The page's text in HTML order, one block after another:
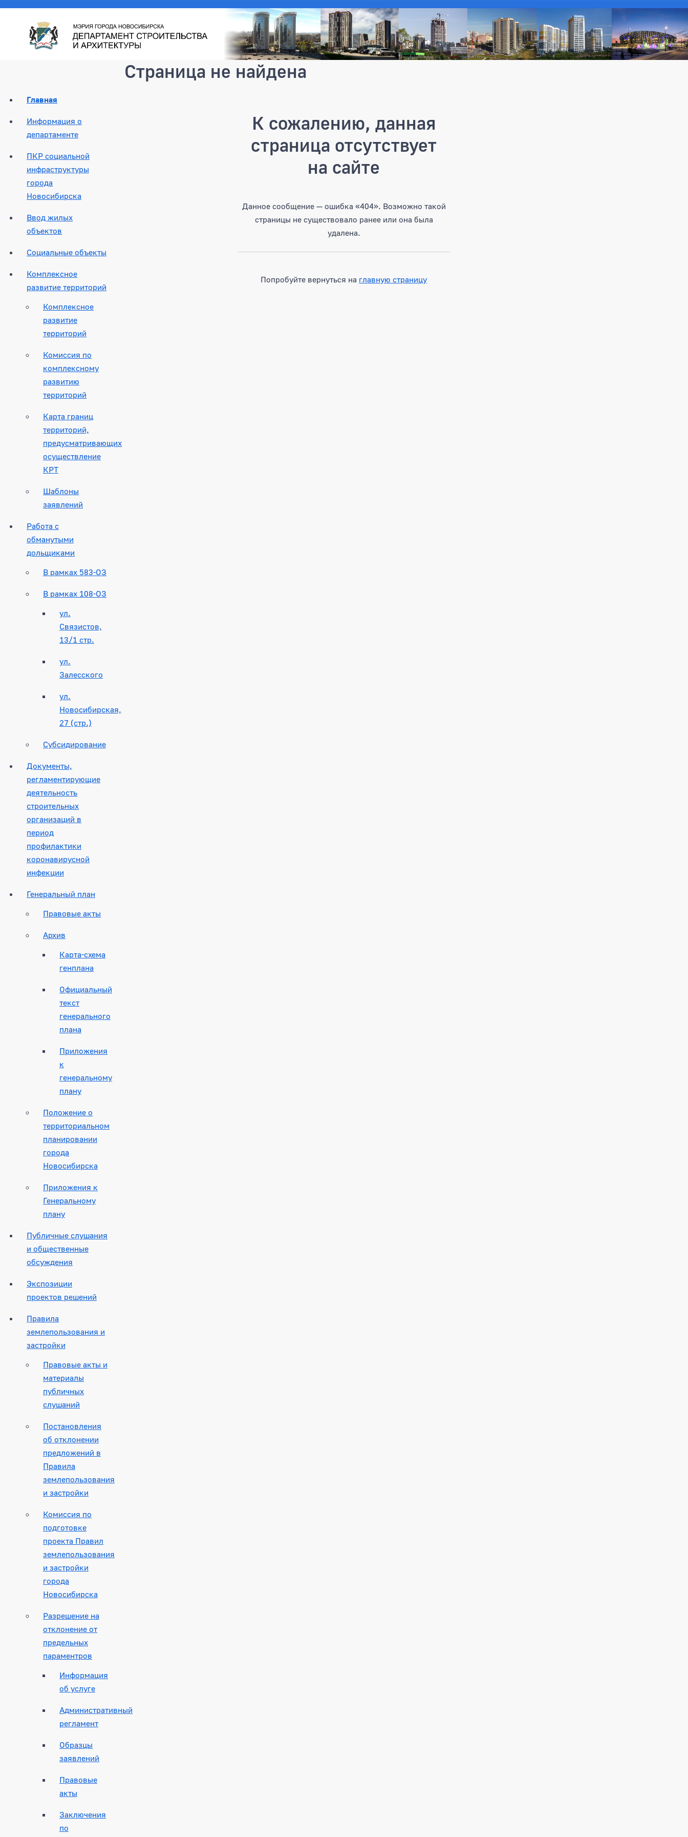
Главная
Информация о
департаменте
ПКР социальной
инфраструктуры
города
Новосибирска
Ввод жилых
объектов
Социальные объекты
Комплексное
развитие территорий
Комплексное
развитие
территорий
Комиссия по
комплексному
развитию
территорий
Карта границ
территорий,
предусматривающих
осуществление
КРТ
Шаблоны
заявлений
Работа с
обманутыми
дольщиками
В рамках 583-ОЗ
В рамках 108-ОЗ
ул.
Связистов,
13/1 стр.
ул.
Залесского
ул.
Новосибирская,
27 (стр.)
Субсидирование
Документы,
регламентирующие
деятельность
строительных
организаций в
период
профилактики
коронавирусной
инфекции
Генеральный план
Правовые акты
Архив
Карта-схема
генплана
Официальный
текст
генерального
плана
Приложения
к
генеральному
плану
Положение о
территориальном
планировании
города
Новосибирска
Приложения к
Генеральному
плану
Публичные слушания
и общественные
обсуждения
Экспозиции
проектов решений
Правила
землепользования и
застройки
Правовые акты и
материалы
публичных
слушаний
Постановления
об отклонении
предложений в
Правила
землепользования
и застройки
Комиссия по
подготовке
проекта Правил
землепользования
и застройки
города
Новосибирска
Разрешение на
отклонение от
предельных
параментров
Информация
об услуге
Административный
регламент
Образцы
заявлений
Правовые
акты
Заключения
по
Страница не найдена
К сожалению, данная
страница отсутствует
на сайте
Данное сообщение — ошибка «404». Возможно такой
страницы не существовало ранее или она была
удалена.
Попробуйте вернуться на главную страницу